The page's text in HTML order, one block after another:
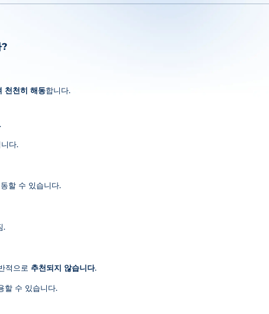
천천히 해동합니다.
다.
할 수 있습니다.
.
적으로 추천되지 않습니다.
할 수 있습니다.